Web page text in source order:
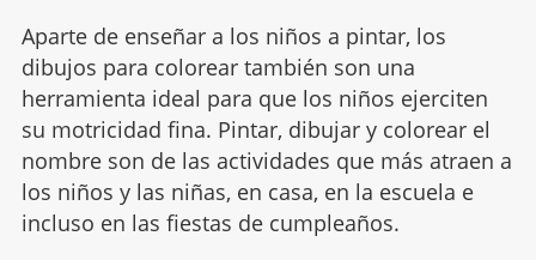
Aparte de enseñar a los niños a pintar, los
dibujos para colorear también son una
herramienta ideal para que los niños ejerciten
su motricidad fina. Pintar, dibujar y colorear el
nombre son de las actividades que más atraen a
los niños y las niñas, en casa, en la escuela e
incluso en las fiestas de cumpleaños.